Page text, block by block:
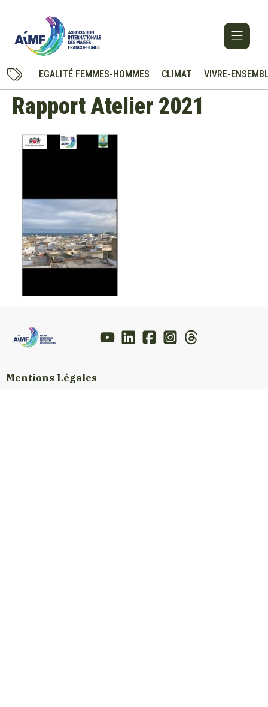
EGALITÉ FEMMES-HOMMES CLIMAT VIVRE-
Rapport Atelier 2021
Mentions Légales